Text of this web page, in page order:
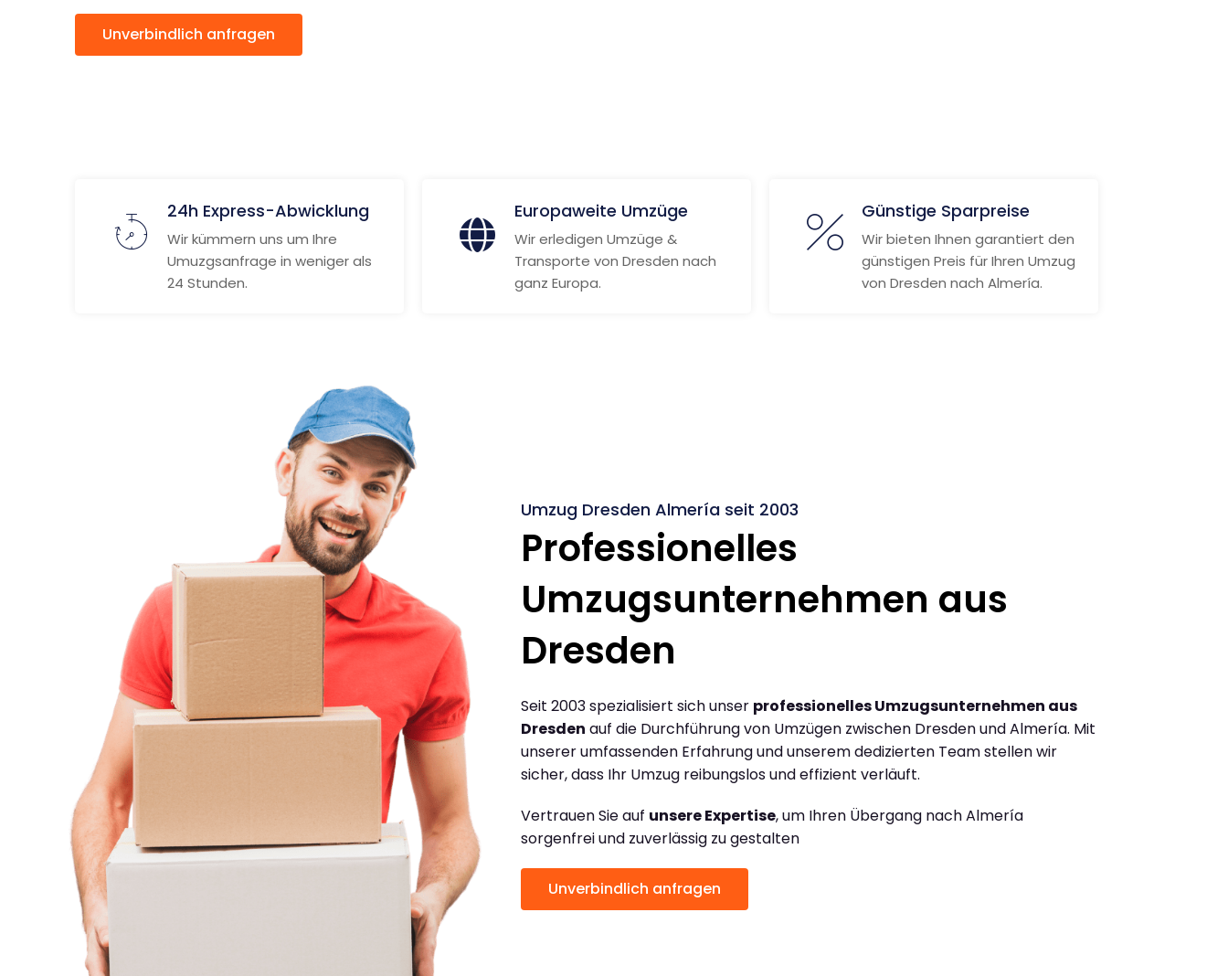
Unverbindlich anfragen
24h Express-Abwicklung
Wir kümmern uns um Ihre
Umuzgsanfrage in weniger als
24 Stunden.
Europaweite Umzüge
Wir erledigen Umzüge &
Transporte von Dresden nach
ganz Europa.
Günstige Sparpreise
Wir bieten Ihnen garantiert den
günstigen Preis für Ihren Umzug
von Dresden nach Almería.
Umzug Dresden Almería seit 2003
Professionelles
Umzugsunternehmen aus
Dresden
Seit 2003 spezialisiert sich unser professionelles Umzugsunternehmen aus
Dresden auf die Durchführung von Umzügen zwischen Dresden und Almería. Mit
unserer umfassenden Erfahrung und unserem dedizierten Team stellen wir
sicher, dass Ihr Umzug reibungslos und effizient verläuft.
Vertrauen Sie auf unsere Expertise, um Ihren Übergang nach Almería
sorgenfrei und zuverlässig zu gestalten
Unverbindlich anfragen